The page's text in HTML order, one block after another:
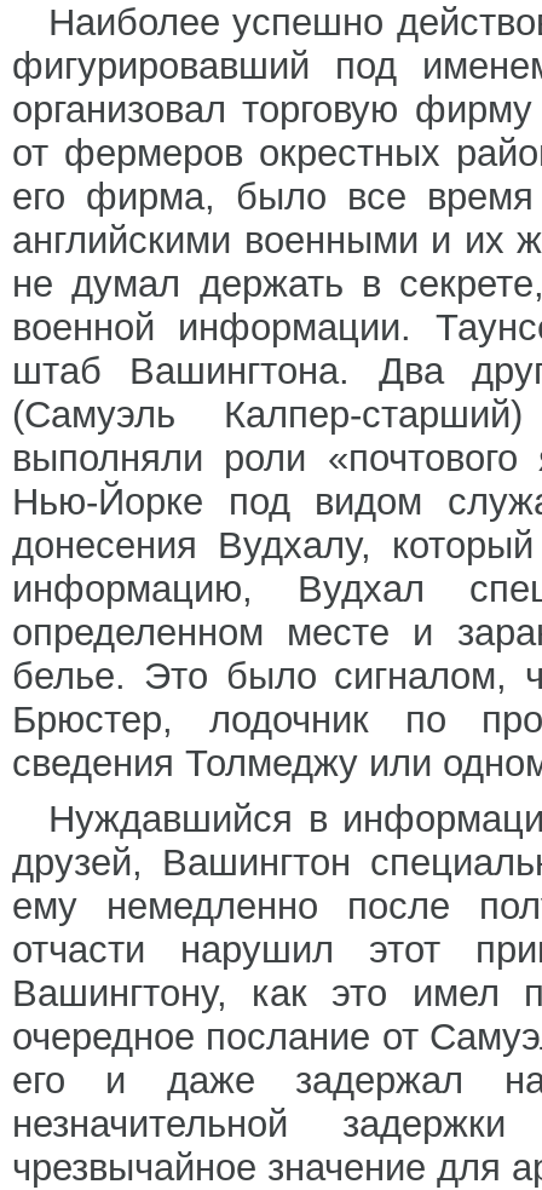
Наиболее успешно
фигурировавший под
организовал торговую
от фермеров окрестных
его фирма, было все время
английскими военными и их
не думал держать в
военной информации.
штаб Вашингтона. Два
(Самуэль Калпер-
выполняли роли
Нью-Йорке под видом
донесения Вудхалу,
информацию, Вудхал
определенном месте и
белье. Это было сигналом,
Брюстер, лодочник по
сведения Толмеджу или
Нуждавшийся в
друзей, Вашингтон
ему немедленно после
отчасти нарушил этот
Вашингтону, как это имел
очередное послание от
его и даже задержал
незначительной
чрезвычайное значение для